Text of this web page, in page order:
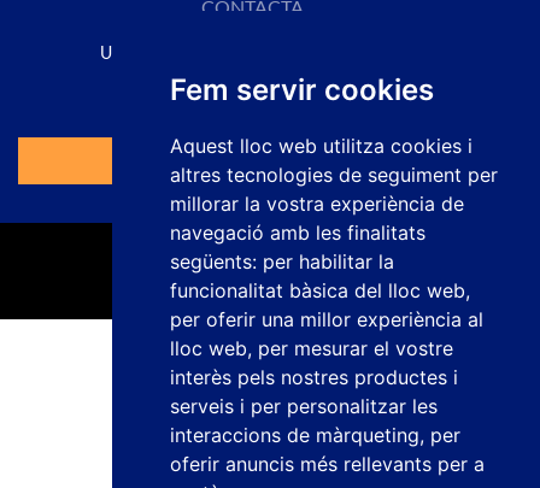
Fem servir cookies
Aquest lloc web utilitza cookies i
altres tecnologies de seguiment per
millorar la vostra experiència de
navegació amb les finalitats
següents: per habilitar la
funcionalitat bàsica del lloc web,
per oferir una millor experiència al
lloc web, per mesurar el vostre
interès pels nostres productes i
serveis i per personalitzar les
interaccions de màrqueting, per
oferir anuncis més rellevants per a
CONTACTA
UNA SOLUCIÓ PER A CADA APLICACIÓ
Sol·licita el teu pressupost aquí
Anar al Formulari
Política de privacitat
Avís legal
Política de cookies
Canal de denuncies
Treballa amb nosaltres